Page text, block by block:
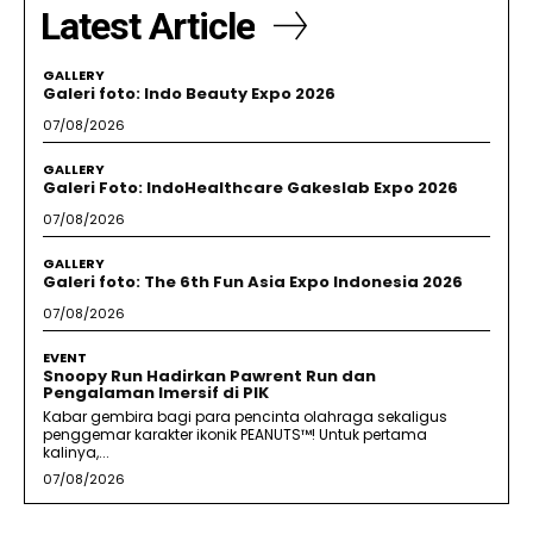
Latest Article
GALLERY
Galeri foto: Indo Beauty Expo 2026
07/08/2026
GALLERY
Galeri Foto: IndoHealthcare Gakeslab Expo 2026
07/08/2026
GALLERY
Galeri foto: The 6th Fun Asia Expo Indonesia 2026
07/08/2026
EVENT
Snoopy Run Hadirkan Pawrent Run dan
Pengalaman Imersif di PIK
Kabar gembira bagi para pencinta olahraga sekaligus
penggemar karakter ikonik PEANUTS™! Untuk pertama
kalinya,...
07/08/2026